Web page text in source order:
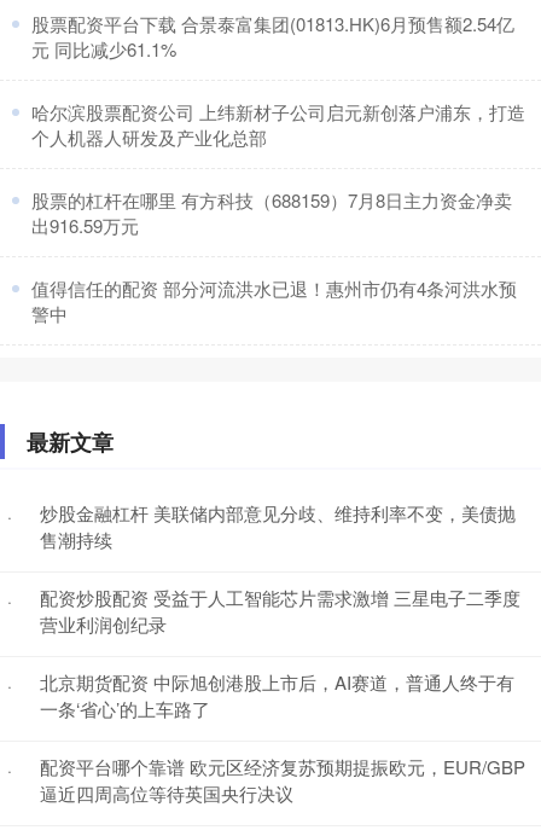
​股票配资平台下载 合景泰富集团(01813.HK)6月预售额2.54亿
元 同比减少61.1%
​哈尔滨股票配资公司 上纬新材子公司启元新创落户浦东，打造
个人机器人研发及产业化总部
​股票的杠杆在哪里 有方科技（688159）7月8日主力资金净卖
出916.59万元
​值得信任的配资 部分河流洪水已退！惠州市仍有4条河洪水预
警中
最新文章
·
炒股金融杠杆 美联储内部意见分歧、维持利率不变，美债抛
售潮持续
·
配资炒股配资 受益于人工智能芯片需求激增 三星电子二季度
营业利润创纪录
·
北京期货配资 中际旭创港股上市后，AI赛道，普通人终于有
一条‘省心’的上车路了
·
配资平台哪个靠谱 欧元区经济复苏预期提振欧元，EUR/GBP
逼近四周高位等待英国央行决议